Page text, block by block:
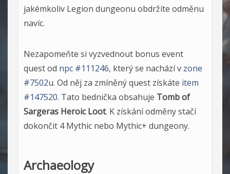
jakémkoliv Legion dungeonu obdržíte odměnu
navíc.
Nezapomeňte si vyzvednout bonus event
quest od npc #111246, který se nachází v zone
#7502u. Od něj za zmíněný quest získáte item
#147520. Tato bednička obsahuje Tomb of
Sargeras Heroic Loot. K získání odměny stačí
dokončit 4 Mythic nebo Mythic+ dungeony.
Archaeology